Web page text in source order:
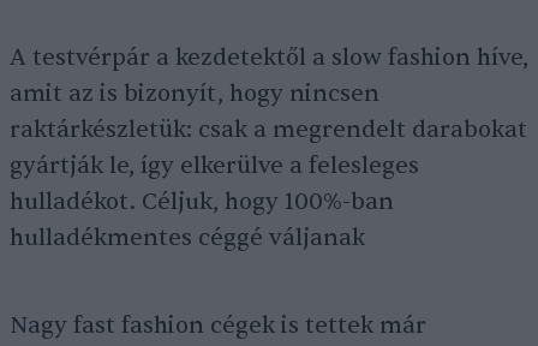
A testvérpár a kezdetektől a slow fashion híve,
amit az is bizonyít, hogy nincsen
raktárkészletük: csak a megrendelt darabokat
gyártják le, így elkerülve a felesleges
hulladékot. Céljuk, hogy 100%-ban
hulladékmentes céggé váljanak
Nagy fast fashion cégek is tettek már